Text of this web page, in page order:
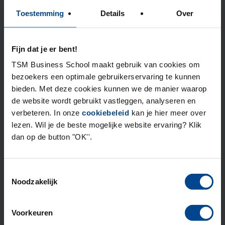
Toestemming Details Over
Fijn dat je er bent!
TSM Business School maakt gebruik van cookies om
bezoekers een optimale gebruikerservaring te kunnen
bieden. Met deze cookies kunnen we de manier waarop
de website wordt gebruikt vastleggen, analyseren en
verbeteren. In onze cookiebeleid kan je hier meer over
lezen. Wil je de beste mogelijke website ervaring? Klik
dan op de button "OK''.
Noodzakelijk
Voorkeuren
reflecteren, tijdens een situatie en na afloop. Maar op
te blijven leren en af en toe bewust van een afstand
goed te evalueren waar je staat en hoe het gaat, kun je
dat doorbreken. Of je dat nu zelf doet met een
verhelderend boek, of met een klankbordgroep of een
coach. Let op, leer bij, praat erover en probeer het uit.
Val, en sta weer op. Zo kom je steeds een stap verder.
Maak kennis met onze
soms tegen de grenzen aan van je vakkennis en
intuïtie. TSM begeleidt al 30 jaar professionals naar